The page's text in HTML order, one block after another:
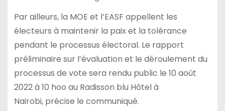
Par ailleurs, la MOE et l’EASF appellent les
électeurs à maintenir la paix et la tolérance
pendant le processus électoral. Le rapport
préliminaire sur l’évaluation et le déroulement du
processus de vote sera rendu public le 10 août
2022 à 10 hoo au Radisson blu Hôtel à
Nairobi, précise le communiqué.